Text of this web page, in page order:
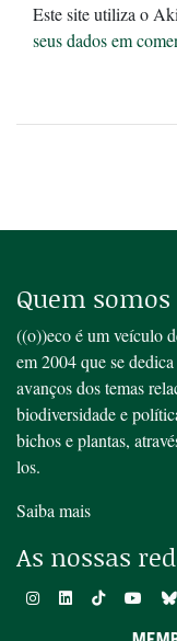
Este site utiliza o
seus dados em
Quem somos
((o))eco é um veículo
em 2004 que se
avanços dos temas
biodiversidade e
bichos e plantas,
los.
Saiba mais
As nossas